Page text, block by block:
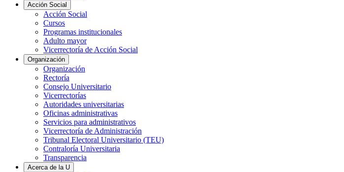
Acción Social
Acción Social
Cursos
Programas institucionales
Adulto mayor
Vicerrectoría de Acción Social
Organización
Organización
Rectoría
Consejo Universitario
Vicerrectorías
Autoridades universitarias
Oficinas administrativas
Servicios para administrativos
Vicerrectoría de Administración
Tribunal Electoral Universitario (TEU)
Contraloría Universitaria
Transparencia
Acerca de la U